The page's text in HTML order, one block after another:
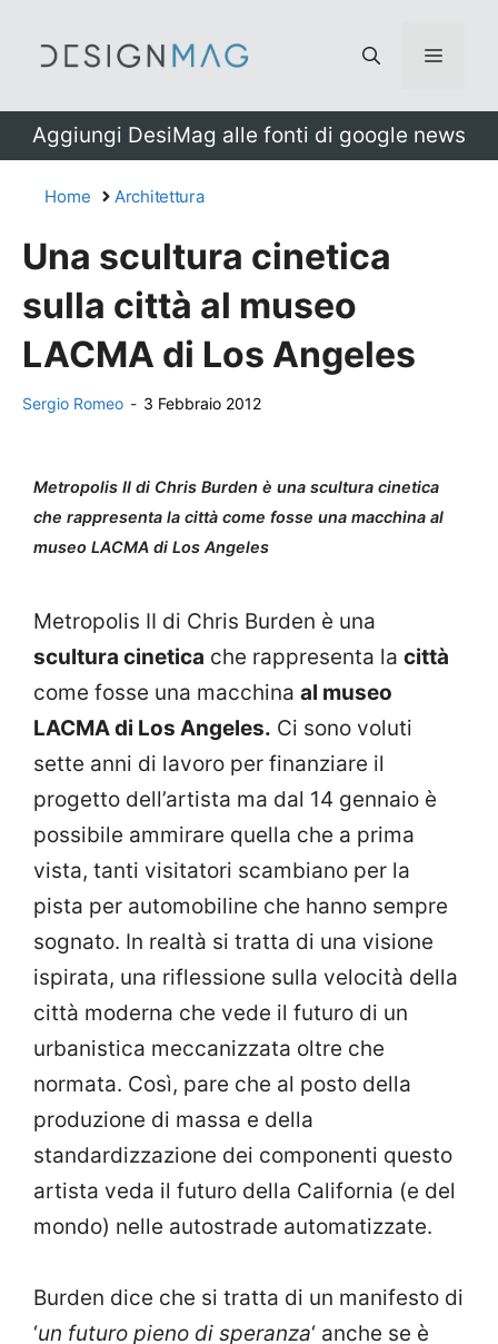
Menu
Aggiungi DesiMag alle fonti di google news
Home Architettura
Una scultura cinetica
sulla città al museo
LACMA di Los Angeles
Sergio Romeo - 3 Febbraio 2012
Metropolis II di Chris Burden è una scultura cinetica
che rappresenta la città come fosse una macchina al
museo LACMA di Los Angeles
Metropolis II di Chris Burden è una
scultura cinetica che rappresenta la città
come fosse una macchina al museo
LACMA di Los Angeles. Ci sono voluti
sette anni di lavoro per finanziare il
progetto dell’artista ma dal 14 gennaio è
possibile ammirare quella che a prima
vista, tanti visitatori scambiano per la
pista per automobiline che hanno sempre
sognato. In realtà si tratta di una visione
ispirata, una riflessione sulla velocità della
città moderna che vede il futuro di un
urbanistica meccanizzata oltre che
normata. Così, pare che al posto della
produzione di massa e della
standardizzazione dei componenti questo
artista veda il futuro della California (e del
mondo) nelle autostrade automatizzate.
Burden dice che si tratta di un manifesto di
‘un futuro pieno di speranza‘ anche se è